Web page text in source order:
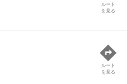
ルート
を見る
ルート
を見る